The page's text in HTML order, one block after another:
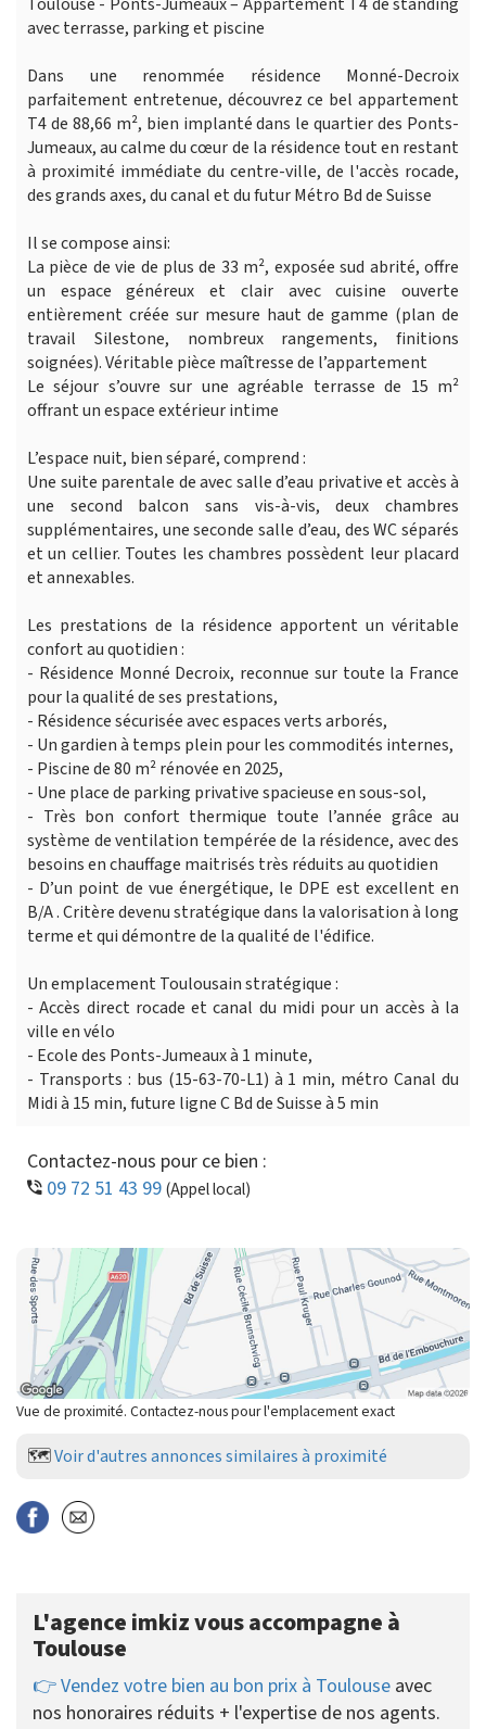
avec terrasse, parking et piscine
Dans une renommée résidence Monné-Decroix
parfaitement entretenue, découvrez ce bel appartement
T4 de 88,66 m², bien implanté dans le quartier des Ponts-
Jumeaux, au calme du cœur de la résidence tout en restant
à proximité immédiate du centre-ville, de l'accès rocade,
des grands axes, du canal et du futur Métro Bd de Suisse
Il se compose ainsi:
La pièce de vie de plus de 33 m², exposée sud abrité, offre
un espace généreux et clair avec cuisine ouverte
entièrement créée sur mesure haut de gamme (plan de
travail Silestone, nombreux rangements, finitions
soignées). Véritable pièce maîtresse de l’appartement
Le séjour s’ouvre sur une agréable terrasse de 15 m²
offrant un espace extérieur intime
L’espace nuit, bien séparé, comprend :
Une suite parentale de avec salle d’eau privative et accès à
une second balcon sans vis-à-vis, deux chambres
supplémentaires, une seconde salle d’eau, des WC séparés
et un cellier. Toutes les chambres possèdent leur placard
et annexables.
Les prestations de la résidence apportent un véritable
confort au quotidien :
- Résidence Monné Decroix, reconnue sur toute la France
pour la qualité de ses prestations,
- Résidence sécurisée avec espaces verts arborés,
- Un gardien à temps plein pour les commodités internes,
- Piscine de 80 m² rénovée en 2025,
- Une place de parking privative spacieuse en sous-sol,
- Très bon confort thermique toute l’année grâce au
système de ventilation tempérée de la résidence, avec des
besoins en chauffage maitrisés très réduits au quotidien
- D’un point de vue énergétique, le DPE est excellent en
B/A . Critère devenu stratégique dans la valorisation à long
terme et qui démontre de la qualité de l'édifice.
Un emplacement Toulousain stratégique :
- Accès direct rocade et canal du midi pour un accès à la
ville en vélo
- Ecole des Ponts-Jumeaux à 1 minute,
- Transports : bus (15-63-70-L1) à 1 min, métro Canal du
Midi à 15 min, future ligne C Bd de Suisse à 5 min
Contactez-nous pour ce bien :
09 72 51 43 99(Appel local)
Vue de proximité. Contactez-nous pour l'emplacement exact
🗺️Voir d'autres annonces similaires à proximité
L'agence imkiz vous accompagne à
Toulouse
👉 Vendez votre bien au bon prix à Toulouse avec
nos honoraires réduits + l'expertise de nos agents.